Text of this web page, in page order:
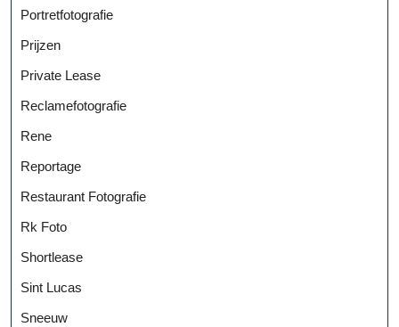
Portretfotografie
Prijzen
Private Lease
Reclamefotografie
Rene
Reportage
Restaurant Fotografie
Rk Foto
Shortlease
Sint Lucas
Sneeuw